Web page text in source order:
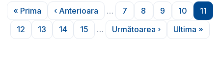
Paginare
Prima pagină
« Prima
Pagina anterioară
‹ Anterioara …
Pagina
7
Pagina
8
Pagina
9
Pagina
10 11
Pagina
12
Pagina
13
Pagina
14
Pagina
15 …
Pagina următoare
Următoarea ›
Ultima
Ultima »